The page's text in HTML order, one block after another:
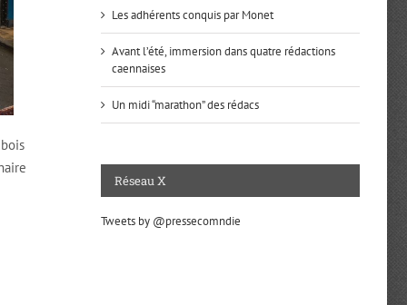
Les adhérents conquis par Monet
Avant l’été, immersion dans quatre rédactions
caennaises
Un midi “marathon” des rédacs
Réseau X
Tweets by @pressecomndie